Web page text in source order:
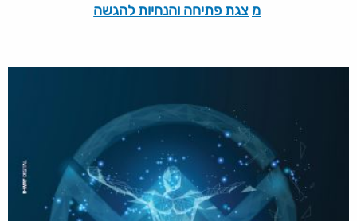
מ צגת פתיחה והנחיות להגשה